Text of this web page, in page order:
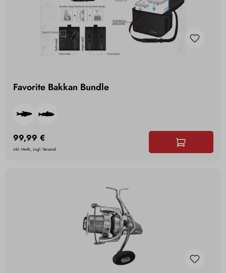
Favorite Bakkan Bundle
99,99 €
inkl. MwSt., zzgl. Versand